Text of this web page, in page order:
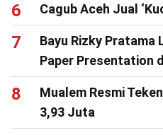
Cagub Aceh Jual
Bayu Rizky Pratama
Paper Presentation
Mualem Resmi
3,93 Juta